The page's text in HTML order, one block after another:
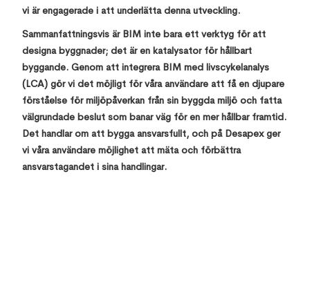
vi är engagerade i att underlätta denna utveckling.
Sammanfattningsvis är BIM inte bara ett verktyg för att
designa byggnader; det är en katalysator för hållbart
byggande. Genom att integrera BIM med livscykelanalys
(LCA) gör vi det möjligt för våra användare att få en djupare
förståelse för miljöpåverkan från sin byggda miljö och fatta
välgrundade beslut som banar väg för en mer hållbar framtid.
Det handlar om att bygga ansvarsfullt, och på Desapex ger
vi våra användare möjlighet att mäta och förbättra
ansvarstagandet i sina handlingar.